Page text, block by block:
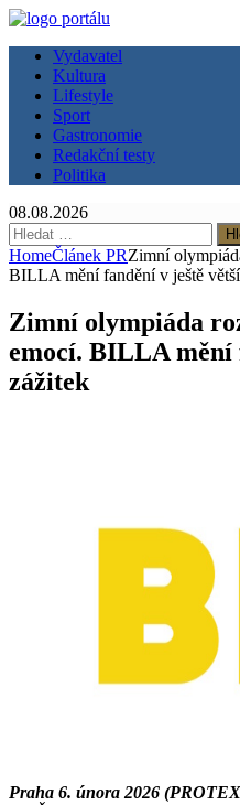
Vydavatel
Kultura
Lifestyle
Sport
Gastronomie
Redakční testy
Politika
08.08.2026
Vyhledávání
HomeČlánek PRZimní
BILLA mění fandění v ještě
Zimní olympiáda
emocí. BILLA mění
zážitek
Praha 6. února 2026